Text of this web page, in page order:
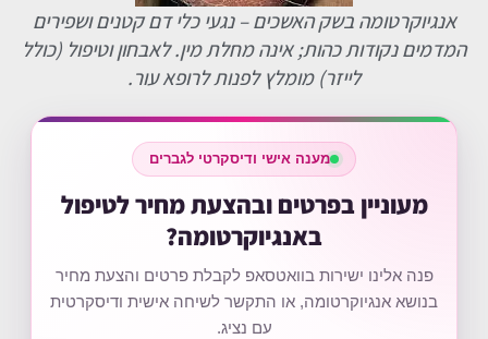
אנגיוקרטומה בשק האשכים – נגעי כלי דם קטנים ושפירים
המדמים נקודות כהות; אינה מחלת מין. לאבחון וטיפול (כולל
לייזר) מומלץ לפנות לרופא עור.
מענה אישי ודיסקרטי לגברים
מעוניין בפרטים ובהצעת מחיר לטיפול
באנגיוקרטומה?
פנה אלינו ישירות בוואטסאפ לקבלת פרטים והצעת מחיר
בנושא אנגיוקרטומה, או התקשר לשיחה אישית ודיסקרטית
עם נציג.